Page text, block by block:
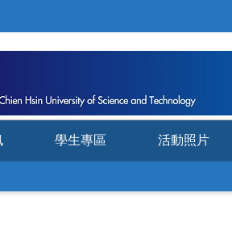
學生專區 活動照片